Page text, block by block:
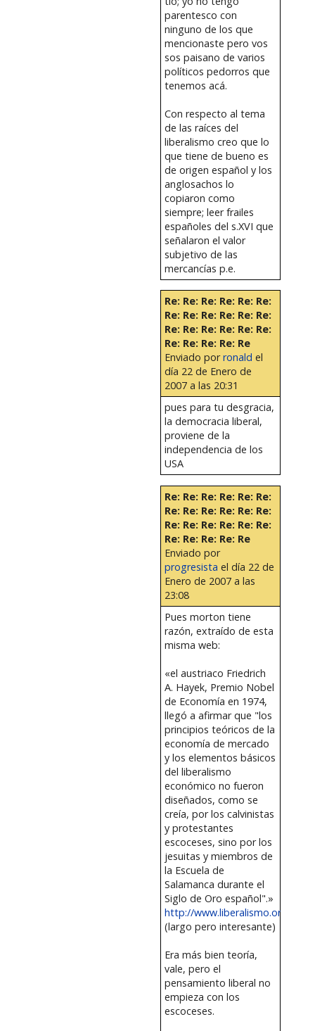
parentesco con
ninguno de los que
mencionaste pero vos
sos paisano de varios
políticos pedorros que
tenemos acá.
Con respecto al tema
de las raíces del
liberalismo creo que lo
que tiene de bueno es
de origen español y los
anglosachos lo
copiaron como
siempre; leer frailes
españoles del s.XVI que
señalaron el valor
subjetivo de las
mercancías p.e.
Re: Re: Re: Re: Re: Re:
Re: Re: Re: Re: Re: Re:
Re: Re: Re: Re: Re: Re:
Re: Re: Re: Re: Re
Enviado porronald el
día 22 de Enero de
2007 a las 20:31
pues para tu desgracia,
la democracia liberal,
proviene de la
independencia de los
USA
Re: Re: Re: Re: Re: Re:
Re: Re: Re: Re: Re: Re:
Re: Re: Re: Re: Re: Re:
Re: Re: Re: Re: Re
Enviado por
progresista el día 22 de
Enero de 2007 a las
23:08
Pues morton tiene
razón, extraído de esta
misma web:
«el austriaco Friedrich
A. Hayek, Premio Nobel
de Economía en 1974,
llegó a afirmar que "los
principios teóricos de la
economía de mercado
y los elementos básicos
del liberalismo
económico no fueron
diseñados, como se
creía, por los calvinistas
y protestantes
escoceses, sino por los
jesuitas y miembros de
la Escuela de
Salamanca durante el
Siglo de Oro español".»
http://www.liberalismo.org/
(largo pero interesante)
Era más bien teoría,
vale, pero el
pensamiento liberal no
empieza con los
escoceses.